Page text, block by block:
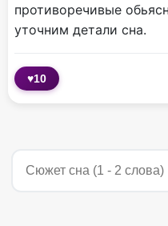
противоречивые
уточним детали сна.
♥10